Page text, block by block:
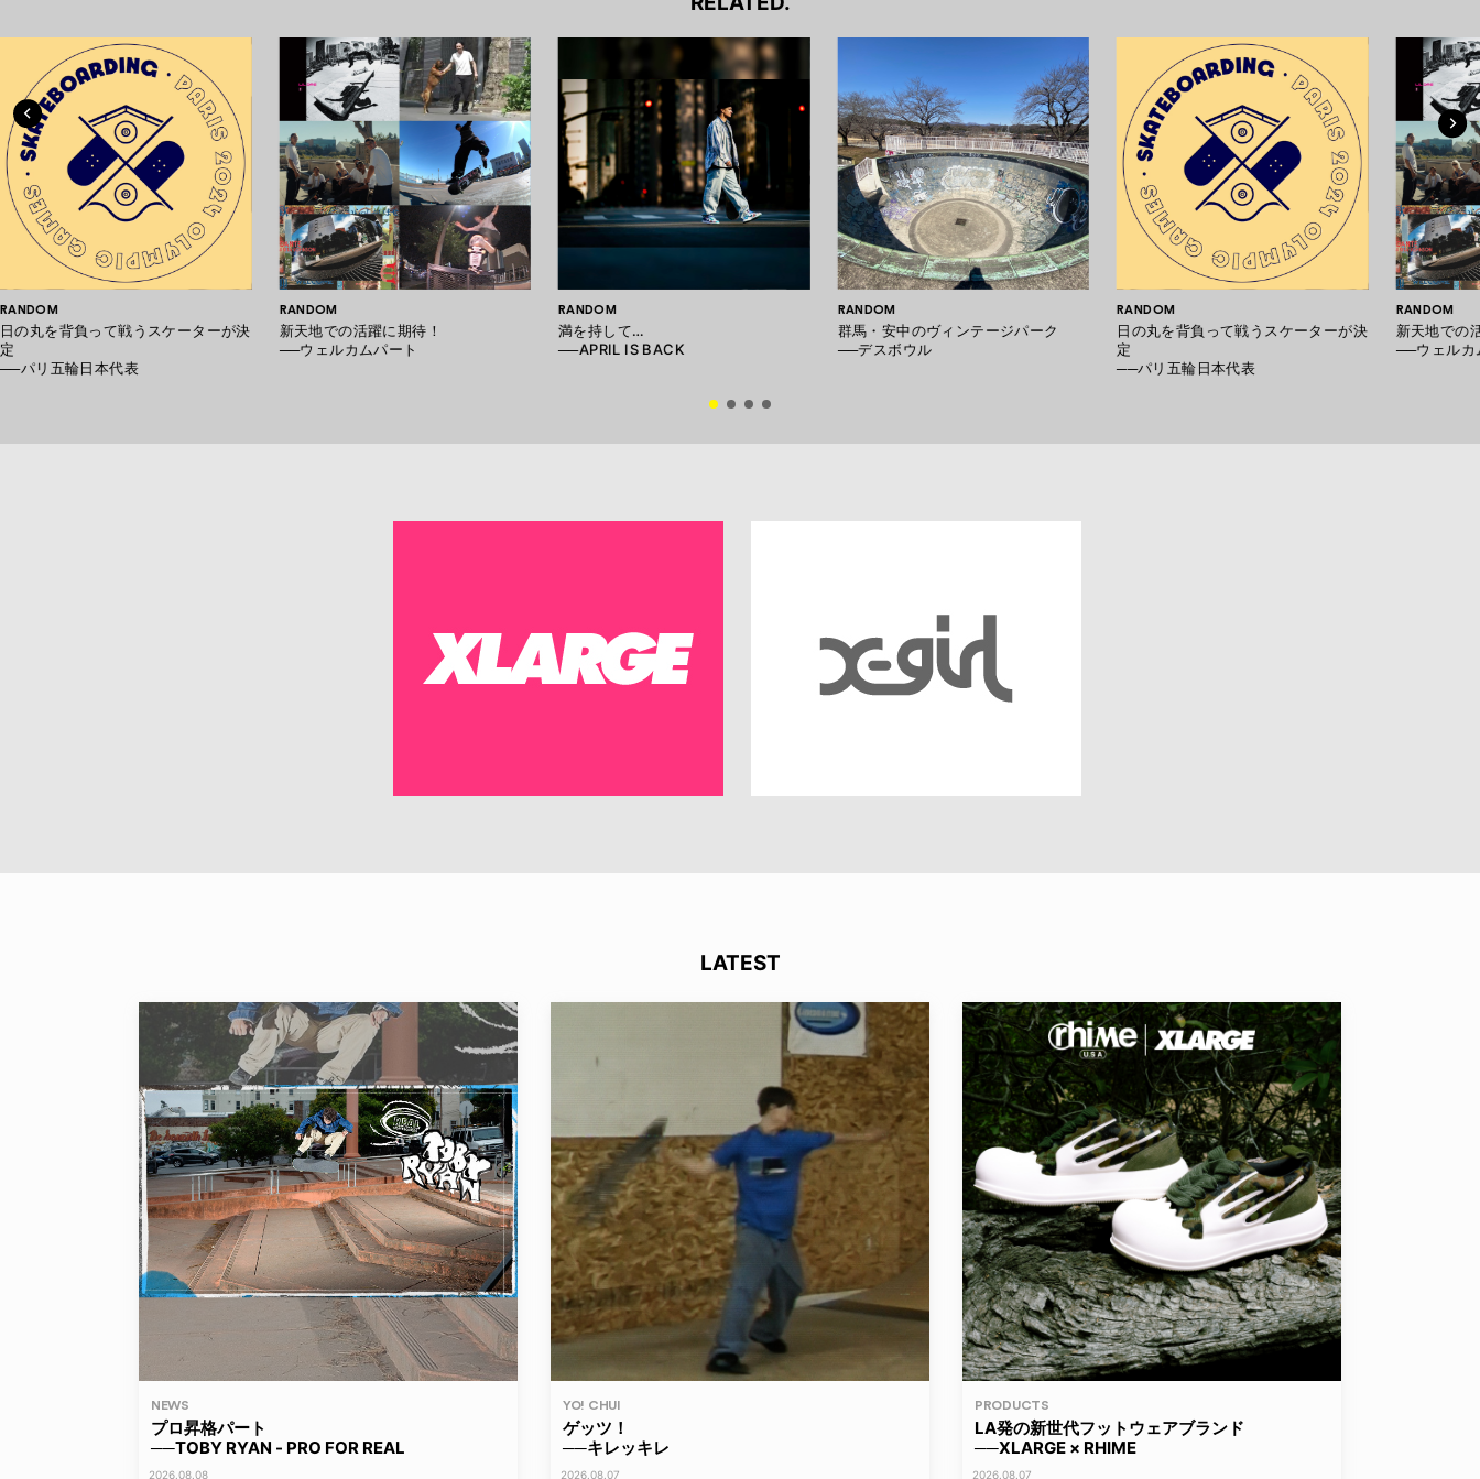
RANDOM
日の丸を背負って戦うスケーターが決
定
──パリ五輪日本代表
RANDOM
新天地での活躍に期待！
──ウェルカムパート
RANDOM
満を持して…
──APRIL IS BACK
RANDOM
群馬・安中のヴィンテージパーク
──デスボウル
RANDOM
日の丸を背負って戦うスケーターが決
定
──パリ五輪日本代表
RANDOM
新天地での
──ウェルカ
LATEST
NEWS
プロ昇格パート
──TOBY RYAN - PRO FOR REAL
2026.08.08
YO! CHUI
ゲッツ！
──キレッキレ
2026.08.07
PRODUCTS
LA発の新世代フットウェアブランド
──XLARGE × RHIME
2026.08.07